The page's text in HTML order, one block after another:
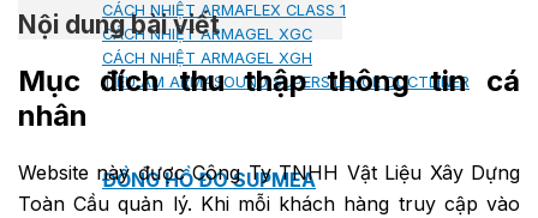
CÁCH NHIỆT ARMAFLEX CLASS 1
CÁCH NHIỆT ARMAGEL XGC
CÁCH NHIỆT ARMAGEL XGH
TIÊU ÂM ARMASOUND SUPERSILENCE DUCTLINER
ĐỒNG HỒ ĐO SUPMEA
Nội dung bài viết
Mục đích thu thập thông tin cá
nhân
Website này được Công Ty TNHH Vật Liệu Xây Dựng
Toàn Cầu quản lý. Khi mỗi khách hàng truy cập vào